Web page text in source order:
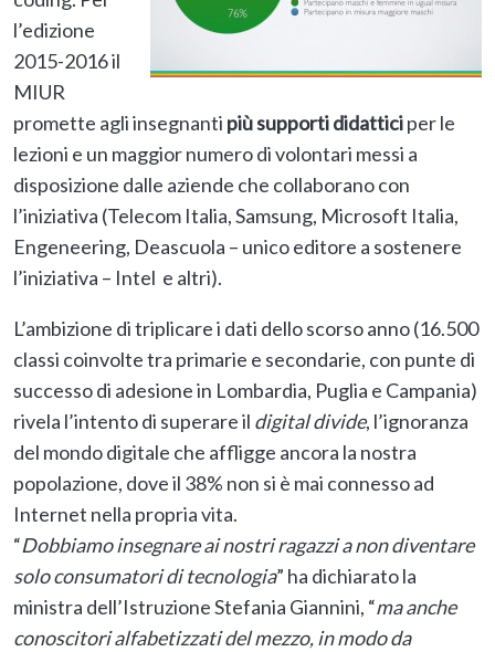
l’edizione
2015-2016 il
MIUR
promette agli insegnanti più supporti didatticiper le
lezioni e un maggior numero di volontari messi a
disposizione dalle aziende che collaborano con
l’iniziativa (Telecom Italia, Samsung, Microsoft Italia,
Engeneering, Deascuola – unico editore a sostenere
l’iniziativa – Intel e altri).
L’ambizione di triplicare i dati dello scorso anno (16.500
classi coinvolte tra primarie e secondarie, con punte di
successo di adesione in Lombardia, Puglia e Campania)
rivela l’intento di superare il digital divide, l’ignoranza
del mondo digitale che affligge ancora la nostra
popolazione, dove il 38% non si è mai connesso ad
Internet nella propria vita.
“Dobbiamo insegnare ai nostri ragazzi a non diventare
solo consumatori di tecnologia” ha dichiarato la
ministra dell’Istruzione Stefania Giannini, “ma anche
conoscitori alfabetizzati del mezzo, in modo da